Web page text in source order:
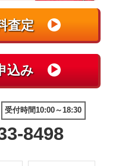
受付時間10:00～18:30
8498